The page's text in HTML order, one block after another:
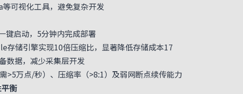
可视化工具，避免复杂开发
键启动，5分钟内完成部署
储引擎实现10倍压缩比，显著降低存储成本17
据，减少采集层开发
万点/秒）、压缩率（>8:1）及弱网断点续传能力
衡